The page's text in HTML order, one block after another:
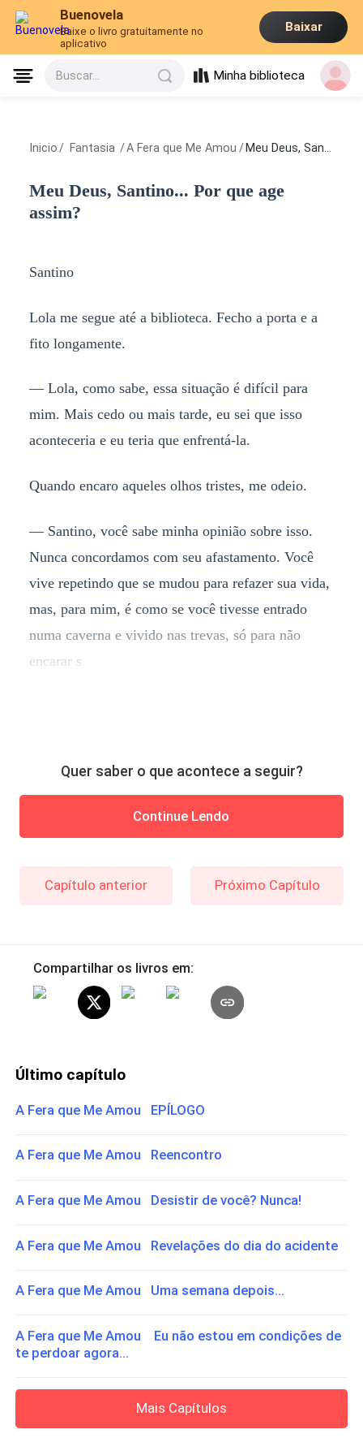
Buenovela
Baixe o livro gratuitamente no
aplicativo
Baixar
Buscar... Minha biblioteca
Inicio / Fantasia /A Fera que Me Amou / Meu Deus, Santino... Por que age assim?
Meu Deus, Santino... Por que age
assim?
Santino
Lola me segue até a biblioteca. Fecho a porta e a
fito longamente.
— Lola, como sabe, essa situação é difícil para
mim. Mais cedo ou mais tarde, eu sei que isso
aconteceria e eu teria que enfrentá-la.
Quando encaro aqueles olhos tristes, me odeio.
— Santino, você sabe minha opinião sobre isso.
Nunca concordamos com seu afastamento. Você
vive repetindo que se mudou para refazer sua vida,
mas, para mim, é como se você tivesse entrado
numa caverna e vivido nas trevas, só para não
encarar s
Quer saber o que acontece a seguir?
Continue Lendo
Capítulo anterior Próximo Capítulo
Compartilhar os livros em:
Último capítulo
A Fera que Me Amou EPÍLOGO
A Fera que Me Amou Reencontro
A Fera que Me Amou Desistir de você? Nunca!
A Fera que Me Amou Revelações do dia do acidente
A Fera que Me Amou Uma semana depois...
A Fera que Me Amou Eu não estou em condições de
te perdoar agora...
Mais Capítulos